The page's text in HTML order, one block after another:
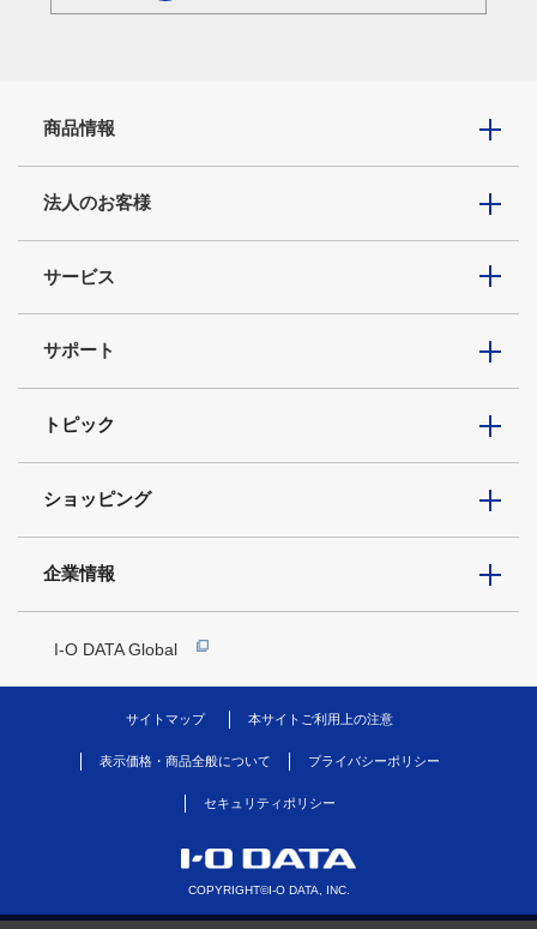
商品情報
法人のお客様
サービス
サポート
トピック
ショッピング
企業情報
I-O DATA Global
サイトマップ 本サイトご利用上の注意
表示価格・商品全般について プライバシーポリシー
セキュリティポリシー
COPYRIGHT©I-O DATA, INC.